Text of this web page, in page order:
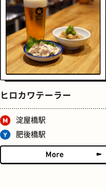
ヒロカワテーラー
淀屋橋駅
肥後橋駅